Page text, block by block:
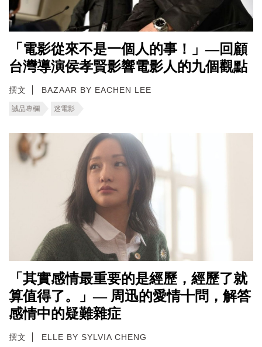
「電影從來不是一個人的事！」—回顧
台灣導演侯孝賢影響電影人的九個觀點
撰文 BAZAAR BY EACHEN LEE
誠品專欄 迷電影
「其實感情最重要的是經歷，經歷了就
算值得了。」— 周迅的愛情十問，解答
感情中的疑難雜症
撰文 ELLE BY SYLVIA CHENG